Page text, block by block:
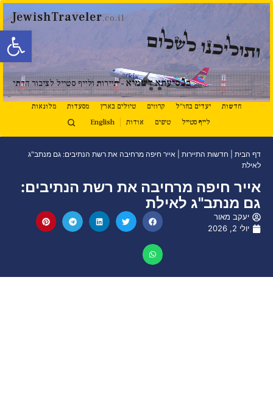
פתח
JewishTraveler.co.il
ותוליכנו לשלום
בנסיעתא דשמיא- תיירות ולייף סטייל לציבור הדתי
חדשות יעדים בחו"ל קרוזים טיולים בארץ מסעדות
מלונאות
לייף סטייל
טיפים אודות English
דף הבית חדשות התיירות
אייר חיפה מרחיבה את רשת הנתיבים: גם מנתב"ג
לאילת
אייר חיפה מרחיבה את רשת הנתיבים:
גם מנתב"ג לאילת
יעקב מאור
יולי 2, 2026